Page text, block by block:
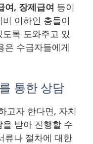
여, 장제급여 등이
이하인 층들이
록 도와주고 있
은 수급자들에게
통한 상담
고자 한다면, 자치
받아 진행할 수
류나 절차에 대한